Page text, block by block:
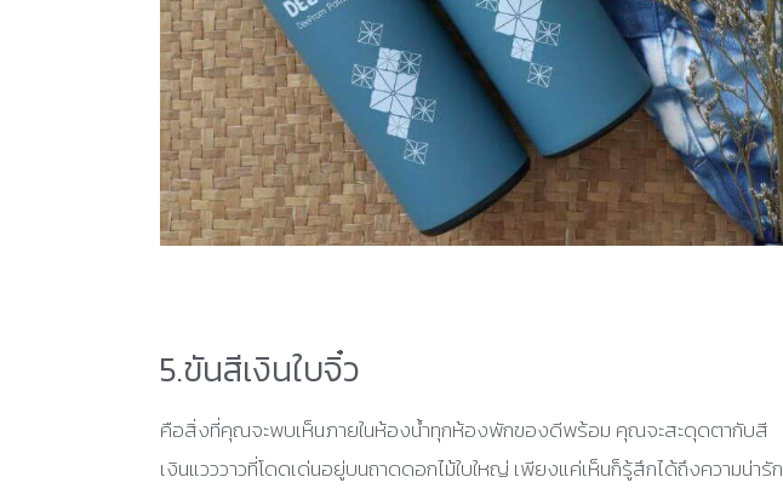
5.ขันสีเงินใบจิ๋ว
คือสิ่งที่คุณจะพบเห็นภายในห้องน้ำทุกห้องพักของดีพร้อม คุณจะสะดุดตากับสี
เงินแวววาวที่โดดเด่นอยู่บนถาดดอกไม้ใบใหญ่ เพียงแค่เห็นก็รู้สึกได้ถึงความน่ารัก